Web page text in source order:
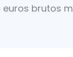
euros brutos